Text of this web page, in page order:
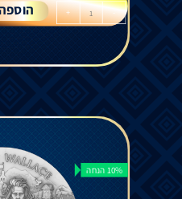
-
+
10% הנחה